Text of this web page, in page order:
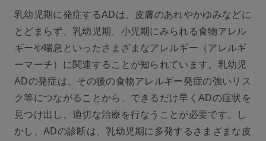
乳幼児期に発症するADは、皮膚のあれやかゆみなどに
とどまらず、乳幼児期、小児期にみられる食物アレル
ギーや喘息といったさまざまなアレルギー（アレルギ
ーマーチ）に関連することが知られています。乳幼児
ADの発症は、その後の食物アレルギー発症の強いリス
ク等につながることから、できるだけ早くADの症状を
見つけ出し、適切な治療を行なうことが必要です。し
かし、ADの診断は、乳幼児期に多発するさまざまな皮